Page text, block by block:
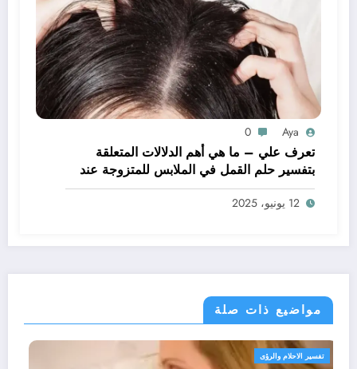
Aya
0
تعرف علي – ما هي أهم الدلالات المتعلقة
بتفسير حلم القمل في الملابس للمتزوجة عند
ابن سيرين؟ – بالتفصيل
12 يونيو، 2025
مواضيع ذات صلة
تفسير الاحلام والرؤى